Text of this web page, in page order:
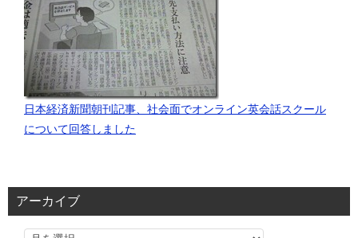
日本経済新聞朝刊記事、社会面でオンライン英会話スクール
について回答しました
アーカイブ